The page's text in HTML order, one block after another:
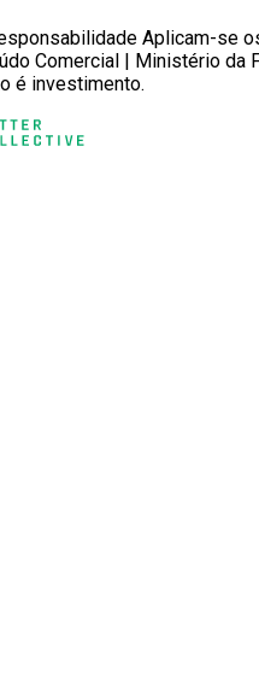
Aplicam-se
Comercial | Ministério da
é investimento.